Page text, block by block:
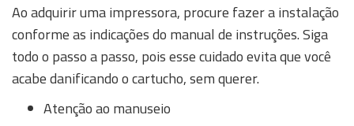
Ao adquirir uma impressora, procure fazer a instalação
conforme as indicações do manual de instruções. Siga
todo o passo a passo, pois esse cuidado evita que você
acabe danificando o cartucho, sem querer.
Atenção ao manuseio